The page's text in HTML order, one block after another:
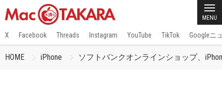
MENU
X Facebook Threads Instagram YouTube TikTok Googleニ
HOME iPhone ソフトバンクオンラインショップ、